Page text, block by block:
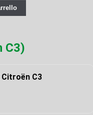
C3)
Citroën C3